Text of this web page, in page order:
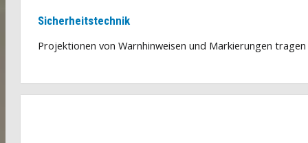
Sicherheitstechnik
Projektionen von Warnhinweisen und Markierungen